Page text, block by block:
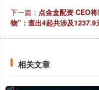
下一篇： 点金盒配资 CEO
物”：查出4起共涉及1237.9
相关文章